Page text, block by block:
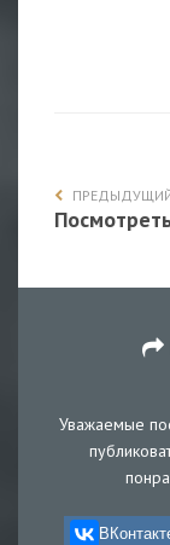
Уважаемые